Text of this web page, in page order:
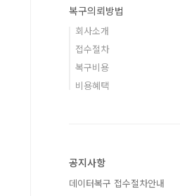
복구의뢰방법
회사소개
접수절차
복구비용
비용혜택
공지사항
데이터복구 접수절차안내